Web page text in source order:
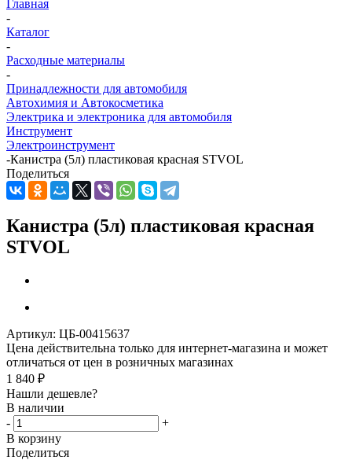
Главная
-
Каталог
-
Расходные материалы
-
Принадлежности для автомобиля
Автохимия и Автокосметика
Электрика и электроника для автомобиля
Инструмент
Электроинструмент
-Канистра (5л) пластиковая красная STVOL
Поделиться
Канистра (5л) пластиковая красная
STVOL
Артикул: ЦБ-00415637
Цена действительна только для интернет-магазина и может
отличаться от цен в розничных магазинах
1 840 ₽
Нашли дешевле?
В наличии
-
+
В корзину
Поделиться